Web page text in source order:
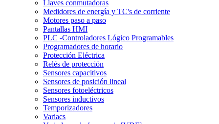
Llaves conmutadoras
Medidores de energía y TC's de corriente
Motores paso a paso
Pantallas HMI
PLC -Controladores Lógico Programables
Programadores de horario
Protección Eléctrica
Relés de protección
Sensores capacitivos
Sensores de posición lineal
Sensores fotoeléctricos
Sensores inductivos
Temporizadores
Variacs